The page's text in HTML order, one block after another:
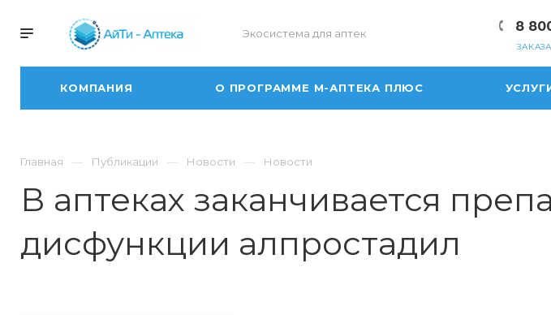
Экосистема для аптек 8
КОМПАНИЯ О ПРОГРАММЕ М-АПТЕКА ПЛЮС
Главная Публикации Новости Новости
В аптеках заканчивается
дисфункции алпростадил